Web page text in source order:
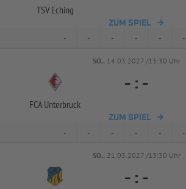
TSV Eching
ZUM SPIEL
- - - - - -
SO.. 14.03.2027 /13:30 Uhr
FCA Unterbruck
- : -
ZUM SPIEL
- - - - - -
SO.. 21.03.2027 /13:30 Uhr
- : -